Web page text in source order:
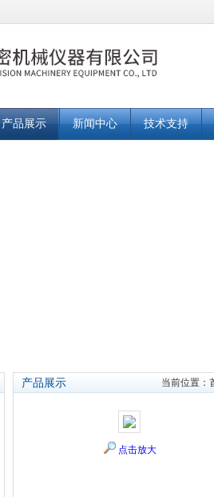
产品展示 新闻中心 技术支持
产品展示 当前位置：
点击放大